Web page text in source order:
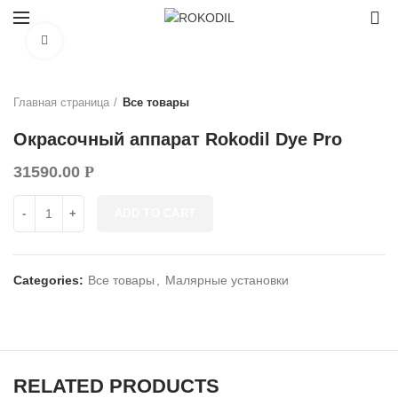
Главная страница Все товары
Окрасочный аппарат Rokodil Dye Pro
31590.00 Р
Categories: Все товары Малярные установки
RELATED PRODUCTS